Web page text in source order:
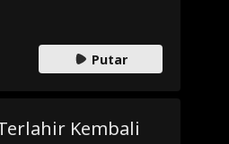
lalu mereka terungkap?
Putar
Kembali